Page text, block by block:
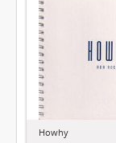
Howhy